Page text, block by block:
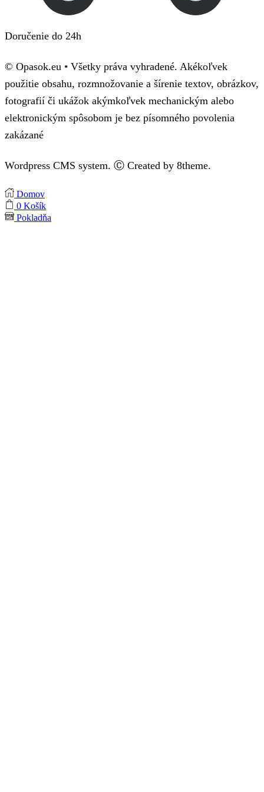
Doručenie do 24h
© Opasok.eu • Všetky práva vyhradené. Akékoľvek
použitie obsahu, rozmnožovanie a šírenie textov, obrázkov,
fotografií či ukážok akýmkoľvek mechanickým alebo
elektronickým spôsobom je bez písomného povolenia
zakázané
Wordpress CMS system. Ⓒ Created by 8theme.
Domov
0 Košík
Pokladňa